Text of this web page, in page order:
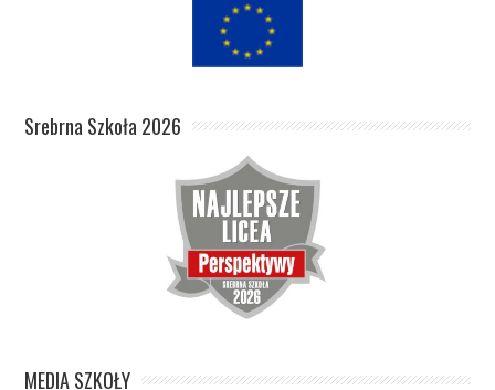
Srebrna Szkoła 2026
MEDIA SZKOŁY